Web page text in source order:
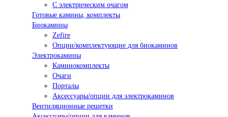
С электрическим очагом
Готовые камины, комплекты
Биокамины
Zefire
Опции/комплектующие для биокаминов
Электрокамины
Каминокомплекты
Очаги
Порталы
Аксессуары/опции для электрокаминов
Вентиляционные решетки